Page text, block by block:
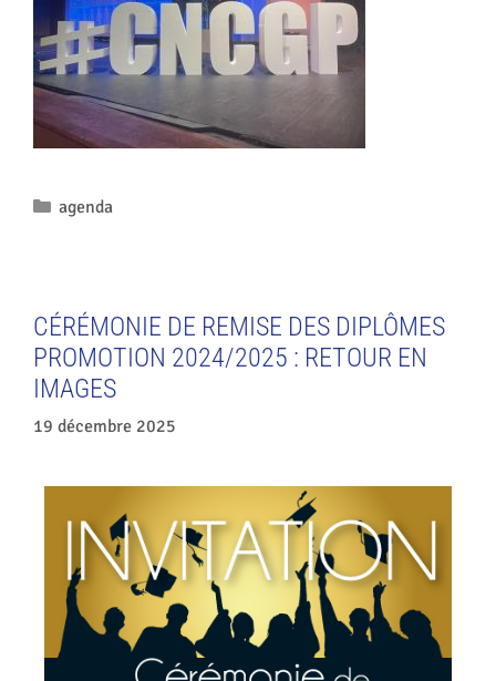
agenda
CÉRÉMONIE DE REMISE DES DIPLÔMES
PROMOTION 2024/2025 : RETOUR EN
IMAGES
19 décembre 2025